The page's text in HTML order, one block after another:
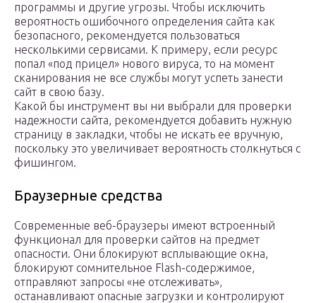
программы и другие угрозы. Чтобы исключить
вероятность ошибочного определения сайта как
безопасного, рекомендуется пользоваться
несколькими сервисами. К примеру, если ресурс
попал «под прицел» нового вируса, то на момент
сканирования не все службы могут успеть занести
сайт в свою базу.
Какой бы инструмент вы ни выбрали для проверки
надежности сайта, рекомендуется добавить нужную
страницу в закладки, чтобы не искать ее вручную,
поскольку это увеличивает вероятность столкнуться с
фишингом.
Браузерные средства
Современные веб-браузеры имеют встроенный
функционал для проверки сайтов на предмет
опасности. Они блокируют всплывающие окна,
блокируют сомнительное Flash-содержимое,
отправляют запросы «не отслеживать»,
останавливают опасные загрузки и контролируют